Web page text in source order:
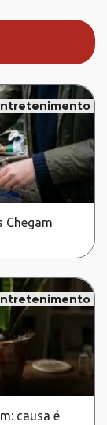
Chegam
causa é